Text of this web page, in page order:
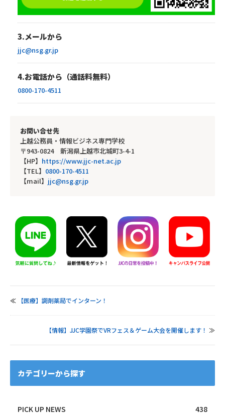
3.メールから
jjc@nsg.gr.jp
4.お電話から（通話料無料）
0800-170-4511
お問い合せ先
上越公務員・情報ビジネス専門学校
〒943-0824 新潟県上越市北城町3-4-1
【HP】 https://www.jjc-net.ac.jp
【TEL】 0800-170-4511
【mail】 jjc@nsg.gr.jp
≪ 【医療】調剤薬局でインターン！
【情報】JJC学園祭でVRフェス＆ゲーム大会を開催します！ ≫
カテゴリーから探す
PICK UP NEWS 438